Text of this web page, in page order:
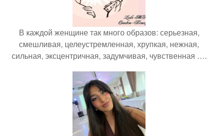
В каждой женщине так много образов: серьезная,
смешливая, целеустремленная, хрупкая, нежная,
сильная, эксцентричная, задумчивая, чувственная ….